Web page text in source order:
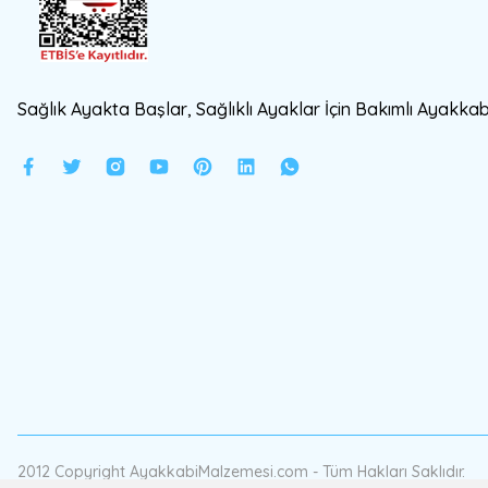
Sağlık Ayakta Başlar, Sağlıklı Ayaklar İçin Bakımlı
2012 Copyright AyakkabiMalzemesi.com - Tüm Hakları Saklıdır.